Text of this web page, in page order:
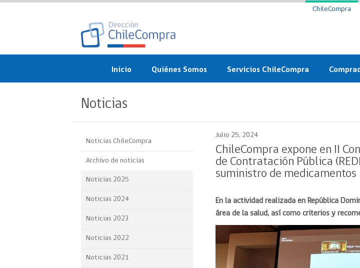
ChileCompra
Inicio Quiénes Somos
objetivos
Organigrama
Reportes Ley de Inclusión
Servicios ChileCompra
ChileCompra
Eficiencia
Capacitación ChileCompra:
Gratis y en línea
Certificación competencias
Asesorías estratégicas
Compras Coordinadas
Circular
Compra
Tipos de
Convenio
Trato
Subasta
Noticias
Noticias ChileCompra
Archivo de noticias
Noticias 2025
Noticias 2024
Noticias 2023
Noticias 2022
Noticias 2021
Julio 25, 2024
ChileCompra expone en II
de Contratación Pública
suministro de medicamentos
En la actividad realizada en República
área de la salud, así como criterios y